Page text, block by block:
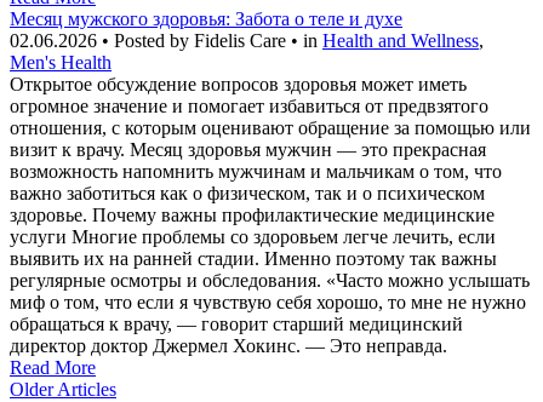
Месяц мужского здоровья: Забота о теле и духе
02.06.2026 • Posted by Fidelis Care • in Health and Wellness,
Men's Health
Открытое обсуждение вопросов здоровья может иметь
огромное значение и помогает избавиться от предвзятого
отношения, с которым оценивают обращение за помощью или
визит к врачу. Месяц здоровья мужчин — это прекрасная
возможность напомнить мужчинам и мальчикам о том, что
важно заботиться как о физическом, так и о психическом
здоровье. Почему важны профилактические медицинские
услуги Многие проблемы со здоровьем легче лечить, если
выявить их на ранней стадии. Именно поэтому так важны
регулярные осмотры и обследования. «Часто можно услышать
миф о том, что если я чувствую себя хорошо, то мне не нужно
обращаться к врачу, — говорит старший медицинский
директор доктор Джермел Хокинс. — Это неправда.
Read More
Older Articles